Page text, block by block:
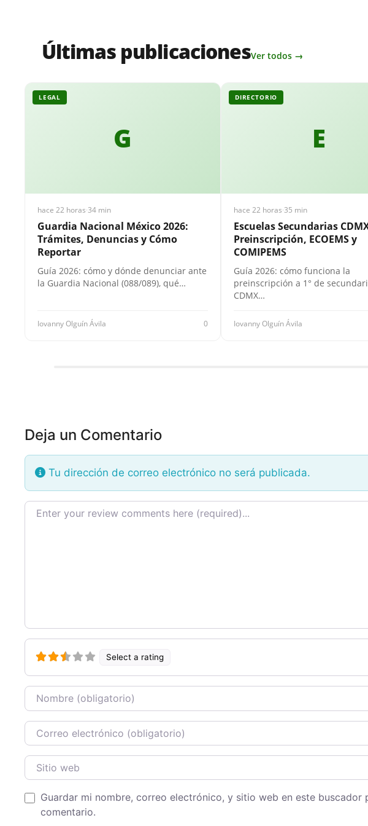
Últimas publicacionesVer todos →
G
LEGAL
hace 22 horas·34 min
Guardia Nacional México 2026:
Trámites, Denuncias y Cómo
Reportar
Guía 2026: cómo y dónde denunciar ante
la Guardia Nacional (088/089), qué…
Iovanny Olguín Ávila 0
E
DIRECTORIO
hace 22 horas·35 min
Escuelas Secundarias
Preinscripción, ECOEMS y
COMIPEMS
Guía 2026: cómo funciona la
preinscripción a 1° de
CDMX…
Iovanny Olguín Ávila
Deja un Comentario
Tu dirección de correo electrónico no será publicada.
Texto de la reseña
Select a rating
Nombre
Correo Electronico
Sitio web
Guardar mi nombre, correo electrónico, y sitio web en este buscador
comentario.